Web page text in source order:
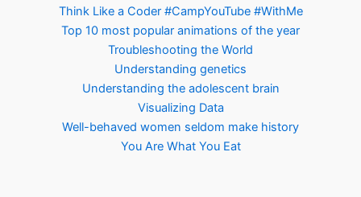
Think Like a Coder #CampYouTube #WithMe
Top 10 most popular animations of the year
Troubleshooting the World
Understanding genetics
Understanding the adolescent brain
Visualizing Data
Well-behaved women seldom make history
You Are What You Eat